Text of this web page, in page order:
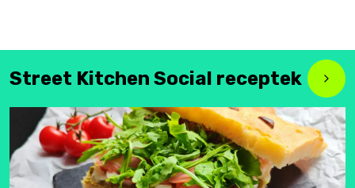
Street Kitchen Social receptek